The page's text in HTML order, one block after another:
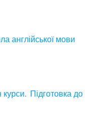
англійської мови
Підготовка до